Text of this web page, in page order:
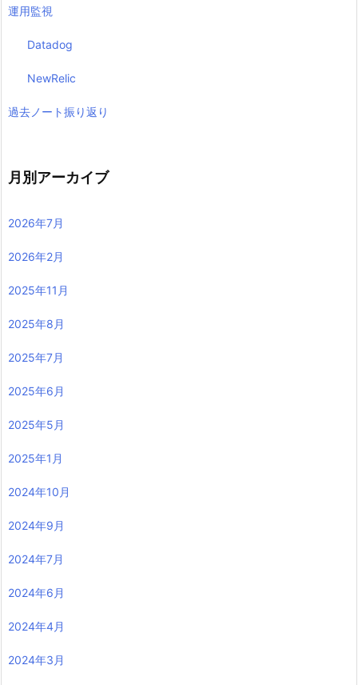
運用監視
Datadog
NewRelic
過去ノート振り返り
月別アーカイブ
2026年7月
2026年2月
2025年11月
2025年8月
2025年7月
2025年6月
2025年5月
2025年1月
2024年10月
2024年9月
2024年7月
2024年6月
2024年4月
2024年3月